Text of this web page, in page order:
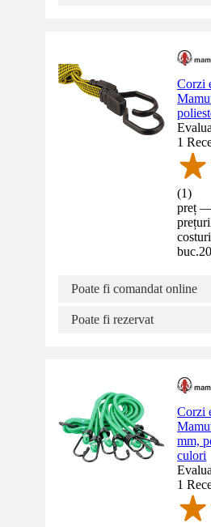
Corzi
1
(1)
preț
buc.
Poate fi comandat online
Poate fi rezervat
Corzi
mm,
culori
1